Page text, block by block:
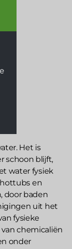
Het is
schoon blijft,
water fysiek
en
door baden
uit het
fysieke
chemicaliën
onder